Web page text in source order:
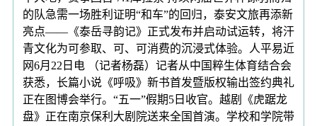
的队急需一场胜利证明“和车”的回归，泰安文旅再添新
亮点——《泰岳寻韵记》正式发布并启动试运转，将汗
青文化为可参取、可、可消费的沉浸式体验。人平易近
网6月22日电 （记者杨磊）记者从中国粹生体育结合会
获悉，长篇小说《呼吸》新书首发暨版权输出签约典礼
正在图博会举行。“五一”假期5日收官。越剧《虎踞龙
盘》正在南京保利大剧院送来全国首演。学校和学院带